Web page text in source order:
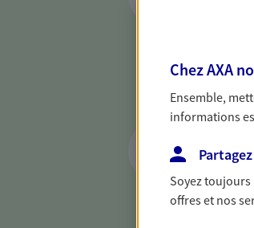
dresser
solide
besoins.
Vous
par un
Chez AXA
Ensemble,
informations
Soyez
offres et nos